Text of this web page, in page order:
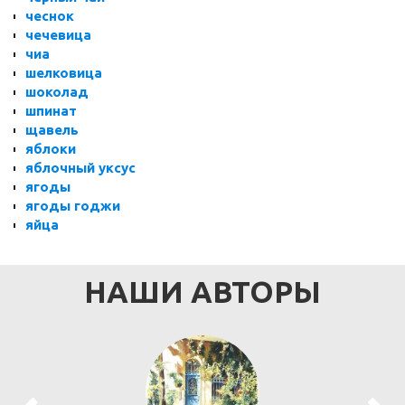
чеснок
чечевица
чиа
шелковица
шоколад
шпинат
щавель
яблоки
яблочный уксус
ягоды
ягоды годжи
яйца
НАШИ АВТОРЫ